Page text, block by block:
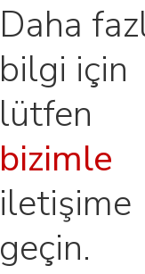
Daha
bilgi için
lütfen
bizimle
iletişime
geçin.